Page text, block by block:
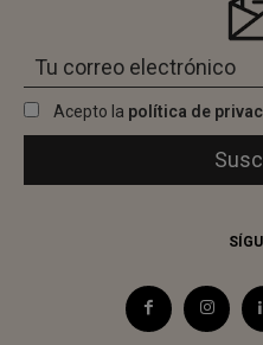
Acepto la política de